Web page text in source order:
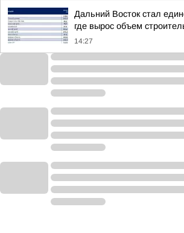
Дальний Восток стал
где вырос объем
14:27